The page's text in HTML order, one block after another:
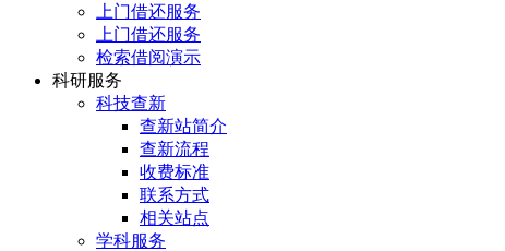
上门借还服务
上门借还服务
检索借阅演示
科研服务
科技查新
查新站简介
查新流程
收费标准
联系方式
相关站点
学科服务